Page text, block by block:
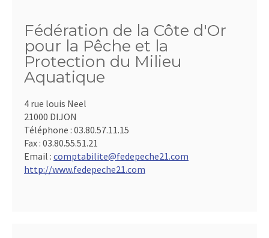
Fédération de la Côte d'Or
pour la Pêche et la
Protection du Milieu
Aquatique
4 rue louis Neel
21000 DIJON
Téléphone : 03.80.57.11.15
Fax : 03.80.55.51.21
Email : comptabilite@fedepeche21.com
http://www.fedepeche21.com